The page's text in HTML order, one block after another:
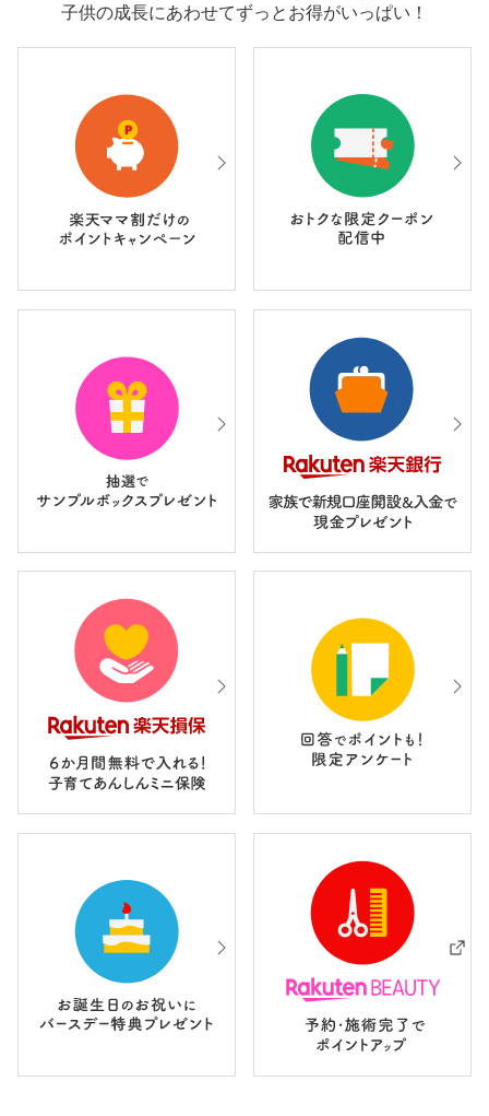
子供の成長にあわせてずっとお得がいっぱい！